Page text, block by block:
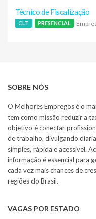
Técnico de Fiscalização
CLT PRESENCIAL
SOBRE NÓS
O Melhores Empregos é o
tem como missão reduzir a
objetivo é conectar
de trabalho, divulgando
simples, rápida e acessível.
informação é essencial para
cada vez mais chances de
regiões do Brasil.
VAGAS POR ESTADO